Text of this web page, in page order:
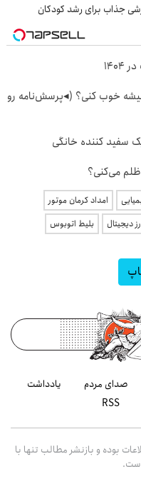
جذاب برای رشد کودکان
خوب کنی؟ (◂پرسش‌نامه رو
سفید کننده خانگی
ظلم می‌کنی؟
امداد کرمان موتور
دیجیتال بلیط اتوبوس
صدای مردم
یادداشت
RSS
بوده و بازنشر مطالب تنها با